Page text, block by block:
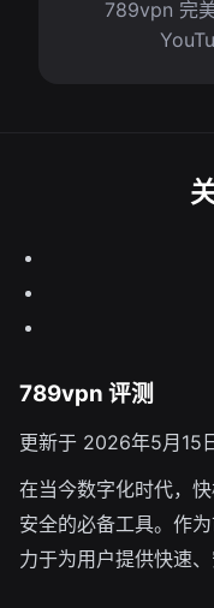
789vpn 完
789vpn 评测
更新于 2026年5月15
在当今数字化时代，
安全的必备工具。作
力于为用户提供快速